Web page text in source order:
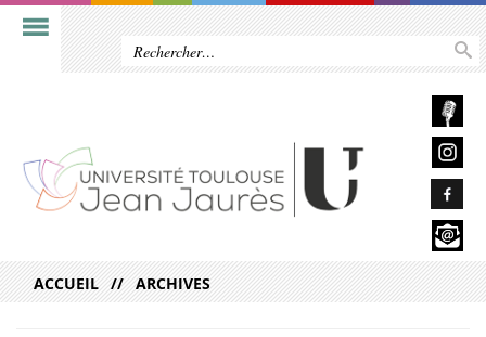
ACCUEIL ARCHIVES